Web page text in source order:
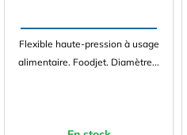
Flexible haute-pression à usage
alimentaire. Foodjet. Diamètre...